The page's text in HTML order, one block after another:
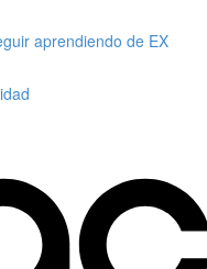
aprendiendo de EX